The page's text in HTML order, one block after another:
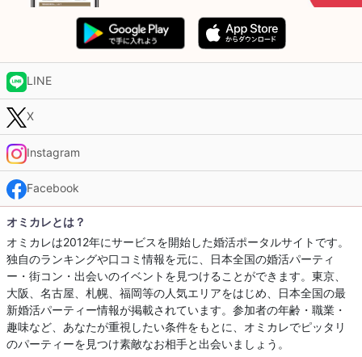
LINE
X
Instagram
Facebook
オミカレとは？
オミカレは2012年にサービスを開始した婚活ポータルサイトです。
独自のランキングや口コミ情報を元に、日本全国の婚活パーティ
ー・街コン・出会いのイベントを見つけることができます。東京、
大阪、名古屋、札幌、福岡等の人気エリアをはじめ、日本全国の最
新婚活パーティー情報が掲載されています。参加者の年齢・職業・
趣味など、あなたが重視したい条件をもとに、オミカレでピッタリ
のパーティーを見つけ素敵なお相手と出会いましょう。